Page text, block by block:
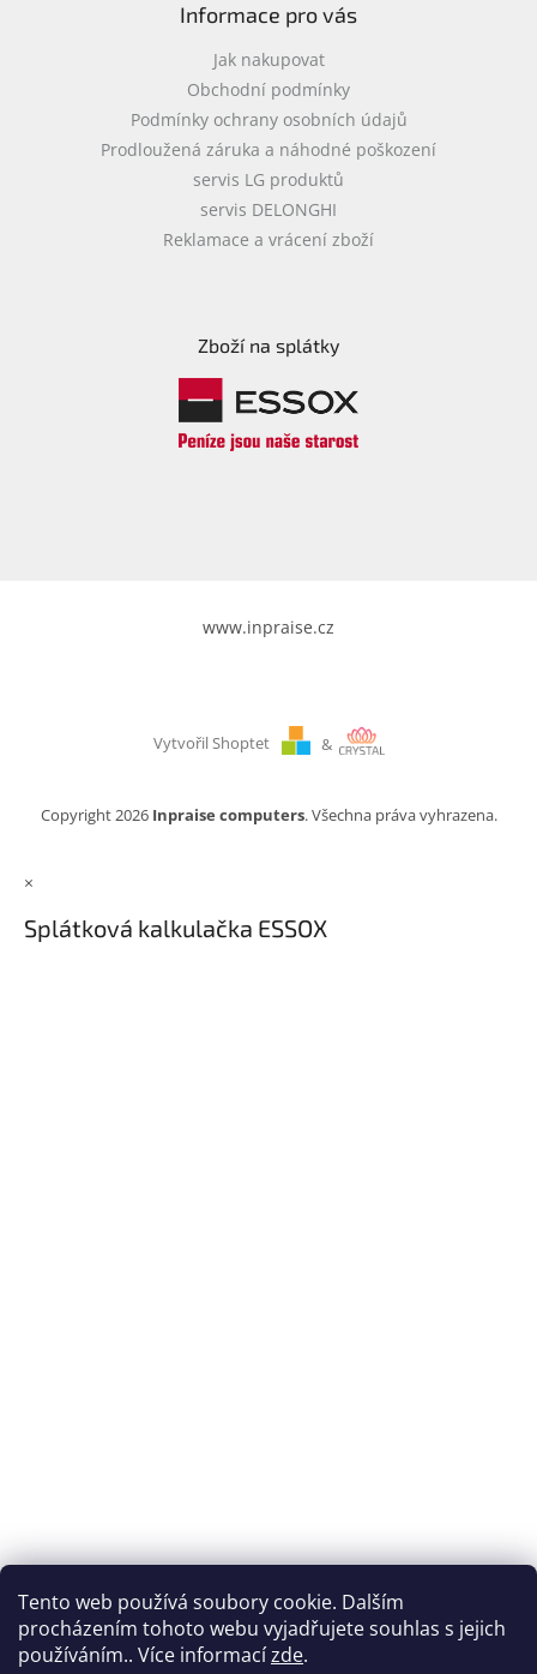
Tento web používá soubory cookie. Dalším
procházením tohoto webu vyjadřujete souhlas s jejich
používáním.. Více informacízde.
Informace pro vás
Jak nakupovat
Obchodní podmínky
Podmínky ochrany osobních údajů
Prodloužená záruka a náhodné poškození
servis LG produktů
servis DELONGHI
Reklamace a vrácení zboží
Zboží na splátky
www.inpraise.cz
Vytvořil Shoptet &
Copyright 2026 Inpraise computers. Všechna práva vyhrazena.
×
Splátková kalkulačka ESSOX